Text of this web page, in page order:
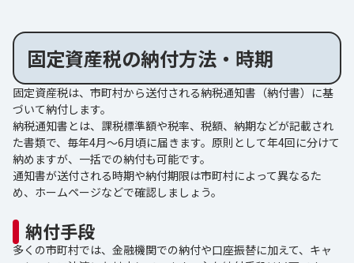
固定資産税の納付方法・時期
固定資産税は、市町村から送付される納税通知書（納付書）に基
づいて納付します。
納税通知書とは、課税標準額や税率、税額、納期などが記載され
た書類で、毎年4月～6月頃に届きます。原則として年4回に分けて
納めますが、一括での納付も可能です。
通知書が送付される時期や納付期限は市町村によって異なるた
め、ホームページなどで確認しましょう。
納付手段
多くの市町村では、金融機関での納付や口座振替に加えて、キャ